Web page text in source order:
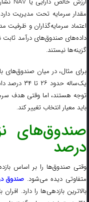
اعتماد سرمایه‌گذاران و ظرفیت
داده‌های صندوق‌های درآمد ثابت
گزینه‌ها نیستند.
برای مثال، در میان صندوق‌های
یک‌ساله حدود
باید معیار انتخاب تغییر کند.
درصد
متفاوتی دیده می‌شود. صندوق